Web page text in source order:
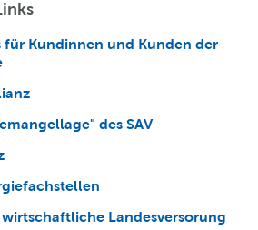
für Kundinnen und Kunden der
des SAV
Landesversorung